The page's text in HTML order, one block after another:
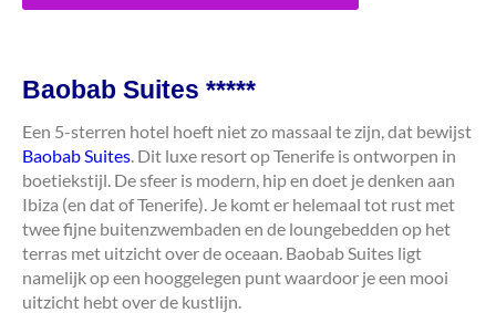
Baobab Suites *****
Een 5-sterren hotel hoeft niet zo massaal te zijn, dat bewijst
Baobab Suites. Dit luxe resort op Tenerife is ontworpen in
boetiekstijl. De sfeer is modern, hip en doet je denken aan
Ibiza (en dat of Tenerife). Je komt er helemaal tot rust met
twee fijne buitenzwembaden en de loungebedden op het
terras met uitzicht over de oceaan. Baobab Suites ligt
namelijk op een hooggelegen punt waardoor je een mooi
uitzicht hebt over de kustlijn.